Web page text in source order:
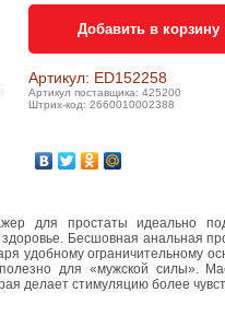
Добавить в корзину
Артикул: ED152258
Артикул поставщика: 425200
Штрих-код: 2660010002388
для простаты идеально
Бесшовная анальная
удобному ограничительному
для «мужской силы».
делает стимуляцию более